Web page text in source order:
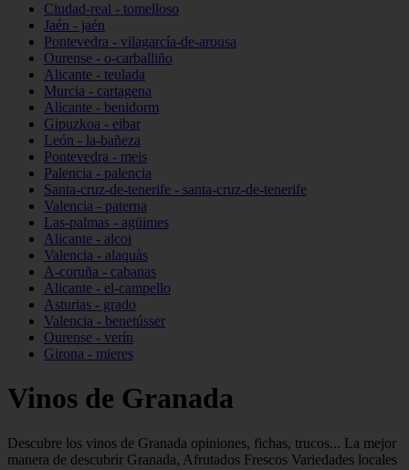
Ciudad-real - tomelloso
Jaén - jaén
Pontevedra - vilagarcía-de-arousa
Ourense - o-carballiño
Alicante - teulada
Murcia - cartagena
Alicante - benidorm
Gipuzkoa - eibar
León - la-bañeza
Pontevedra - meis
Palencia - palencia
Santa-cruz-de-tenerife - santa-cruz-de-tenerife
Valencia - paterna
Las-palmas - agüimes
Alicante - alcoi
Valencia - alaquàs
A-coruña - cabanas
Alicante - el-campello
Asturias - grado
Valencia - benetússer
Ourense - verín
Girona - mieres
Vinos de Granada
Descubre los vinos de Granada opiniones, fichas, trucos... La mejor
manera de descubrir Granada, Afrutados Frescos Variedades locales